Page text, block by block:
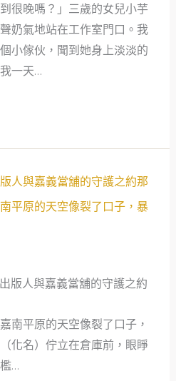
很晚嗎？」三歲的女兒小芋
奶氣地站在工作室門口。我
小傢伙，聞到她身上淡淡的
一天…
人與嘉義當舖的守護之約那
平原的天空像裂了口子，暴
版人與嘉義當舖的守護之約
南平原的天空像裂了口子，
化名）佇立在倉庫前，眼睜
…